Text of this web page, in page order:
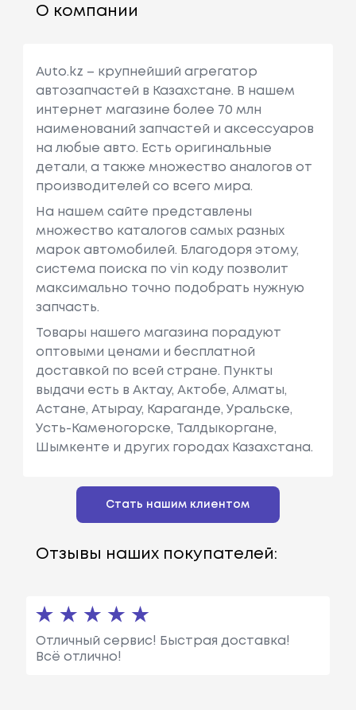
О компании
Auto.kz – крупнейший агрегатор
автозапчастей в Казахстане. В нашем
интернет магазине более 70 млн
наименований запчастей и аксессуаров
на любые авто. Есть оригинальные
детали, а также множество аналогов от
производителей со всего мира.
На нашем сайте представлены
множество каталогов самых разных
марок автомобилей. Благодоря этому,
система поиска по vin коду позволит
максимально точно подобрать нужную
запчасть.
Товары нашего магазина порадуют
оптовыми ценами и бесплатной
доставкой по всей стране. Пункты
выдачи есть в Актау, Актобе, Алматы,
Астане, Атырау, Караганде, Уральске,
Усть-Каменогорске, Талдыкоргане,
Шымкенте и других городах Казахстана.
Стать нашим клиентом
Отзывы наших покупателей:
Отличный сервис! Быстрая доставка!
Всё отлично!